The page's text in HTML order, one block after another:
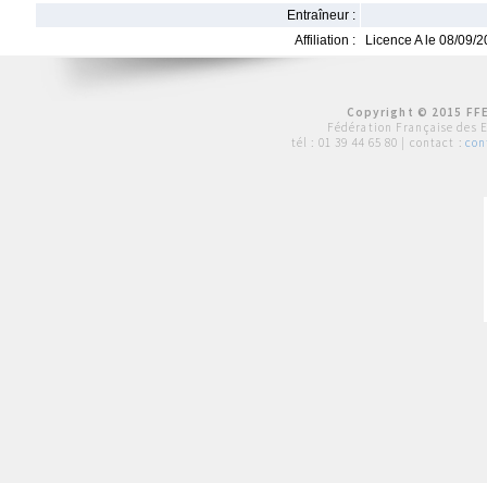
Entraîneur :
Affiliation :
Licence A le 08/09/
Copyright © 2015
Fédération Française des
tél : 01 39 44 65 80 | contact :